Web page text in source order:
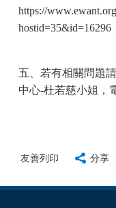
https://
hostid=35&id=16296
五、若有相關問題
中心-杜若慈小姐，
友善列印 分享